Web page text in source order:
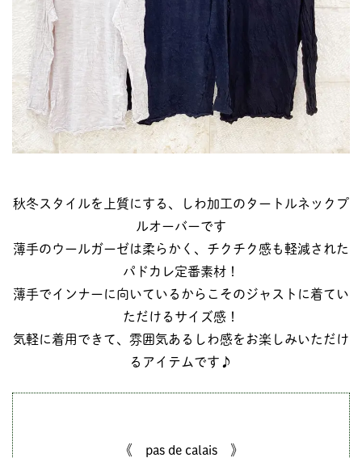
秋冬スタイルを上質にする、しわ加工のタートルネックプ
ルオーバーです
薄手のウールガーゼは柔らかく、チクチク感も軽減された
パドカレ定番素材！
薄手でインナーに向いているからこそのジャストに着てい
ただけるサイズ感！
気軽に着用できて、雰囲気あるしわ感をお楽しみいただけ
るアイテムです♪
《 pas de calais 》